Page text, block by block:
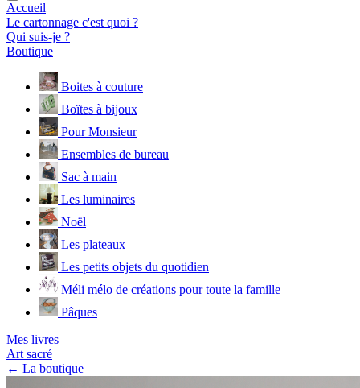
Accueil
Le cartonnage c'est quoi ?
Qui suis-je ?
Boutique
Boites à couture
Boïtes à bijoux
Pour Monsieur
Ensembles de bureau
Sac à main
Les luminaires
Noël
Les plateaux
Les petits objets du quotidien
Méli mélo de créations pour toute la famille
Pâques
Mes livres
Art sacré
← La boutique